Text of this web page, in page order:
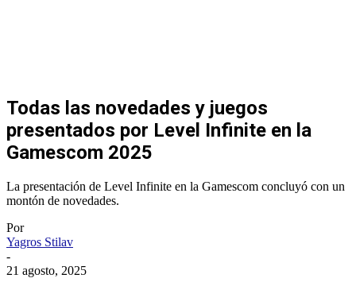
Todas las novedades y juegos
presentados por Level Infinite en la
Gamescom 2025
La presentación de Level Infinite en la Gamescom concluyó con un
montón de novedades.
Por
Yagros Stilav
-
21 agosto, 2025